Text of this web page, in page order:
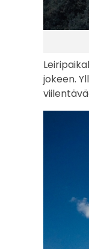
p
e
ä
m
i
jokeen.